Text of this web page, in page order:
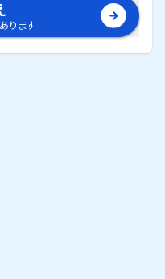
ります